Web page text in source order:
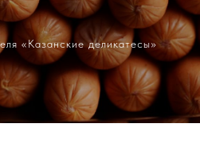
«Казанские деликатесы»